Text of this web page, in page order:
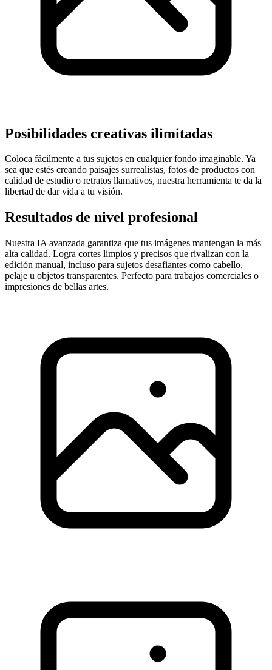
Posibilidades creativas ilimitadas
Coloca fácilmente a tus sujetos en cualquier fondo imaginable. Ya
sea que estés creando paisajes surrealistas, fotos de productos con
calidad de estudio o retratos llamativos, nuestra herramienta te da la
libertad de dar vida a tu visión.
Resultados de nivel profesional
Nuestra IA avanzada garantiza que tus imágenes mantengan la más
alta calidad. Logra cortes limpios y precisos que rivalizan con la
edición manual, incluso para sujetos desafiantes como cabello,
pelaje u objetos transparentes. Perfecto para trabajos comerciales o
impresiones de bellas artes.